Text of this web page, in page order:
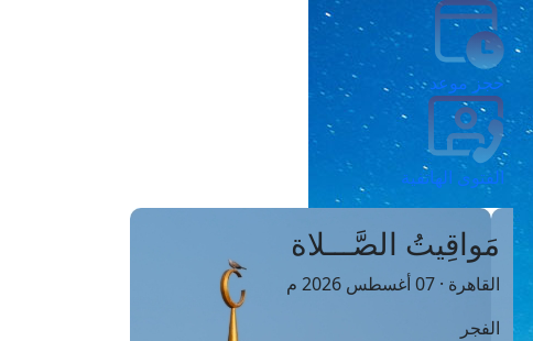
حجز موعد
الفتوى الهاتفية
مَواقِيتُ الصَّـــلاة
القاهرة · 07 أغسطس 2026 م
الفجر